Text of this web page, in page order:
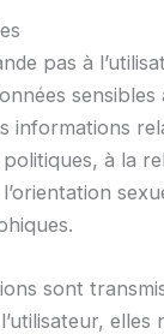
pas à
sensibles
informations
à la
sont
elles